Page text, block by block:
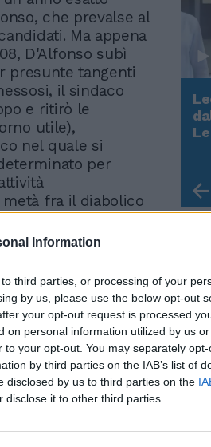
Information
third parties, or processing of your
by us, please use the below opt-out
your opt-out request is processed
on personal information utilized by us
your opt-out. You may separately
by third parties on the IAB’s list of
disclosed by us to third parties on the
disclose it to other third parties.
che prevalse al
Ma appena
D'Alfonso subì
presunte tangenti
il sindaco
e ritirò le
utile),
nel quale si
per
metà fra il diabolico
Giunta di restare
decisione che
comunale e
per gestire la
ma il Decreto del
del
Giunta di andare
elezioni. Da quel
infuocati ed è
mesi, la più lunga
a Come States?
e la strategia